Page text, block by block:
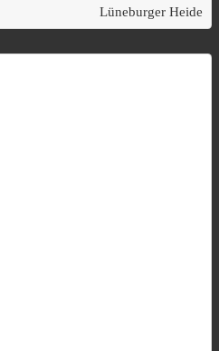
Lüneburger Heide